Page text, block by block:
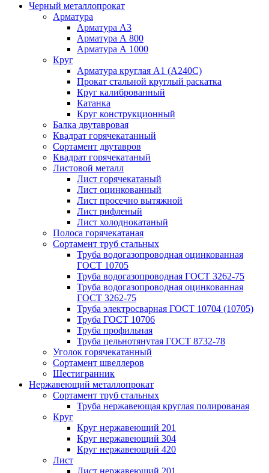
Черный металлопрокат
Арматура
Арматура А3
Арматура А 800
Арматура А 1000
Круг
Арматура круглая А1 (А240C)
Прокат стальной круглый раскатка
Круг калиброванный
Катанка
Круг конструкционный
Балка двутавровая
Квадрат горячекатанный
Сортамент двутавров
Квадрат горячекатаный
Листовой металл
Лист горячекатаный
Лист оцинкованный
Лист просечно вытяжной
Лист рифленый
Лист холоднокатаный
Полоса горячекатаная
Сортамент труб стальных
Труба водогазопроводная оцинкованная
ГОСТ 10705
Труба водогазопроводная ГОСТ 3262-75
Труба водогазопроводная оцинкованная
ГОСТ 3262-75
Труба электросварная ГОСТ 10704 (10705)
Труба ГОСТ 10706
Труба профильная
Труба цельнотянутая ГОСТ 8732-78
Уголок горячекатанный
Сортамент швеллеров
Шестигранник
Нержавеющий металлопрокат
Сортамент труб стальных
Труба нержавеющая круглая полированая
Круг
Круг нержавеющий 201
Круг нержавеющий 304
Круг нержавеющий 420
Лист